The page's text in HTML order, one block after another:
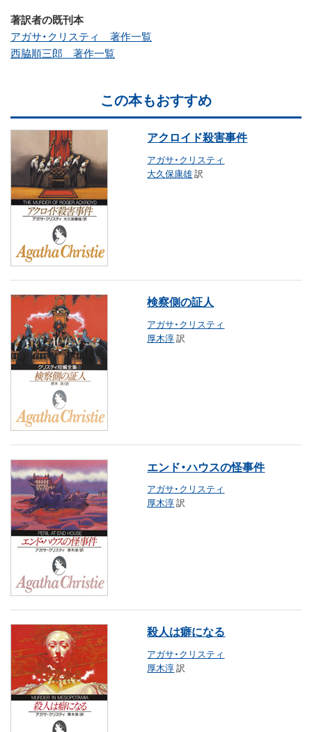
著訳者の既刊本
アガサ・クリスティ 著作一覧
西脇順三郎 著作一覧
この本もおすすめ
アクロイド殺害事件
アガサ・クリスティ
大久保康雄訳
検察側の証人
アガサ・クリスティ
厚木淳訳
エンド・ハウスの怪事件
アガサ・クリスティ
厚木淳訳
殺人は癖になる
アガサ・クリスティ
厚木淳訳